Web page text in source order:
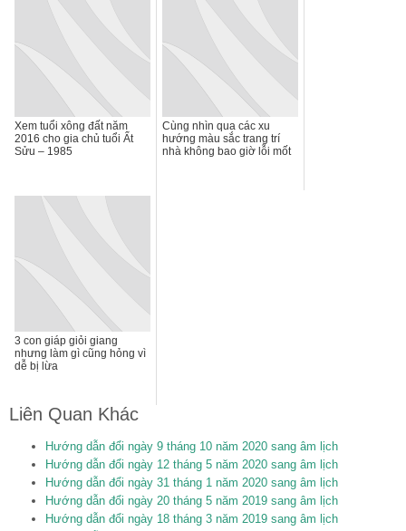
Xem tuổi xông đất năm
2016 cho gia chủ tuổi Ất
Sửu – 1985
Cùng nhìn qua các xu
hướng màu sắc trang trí
nhà không bao giờ lỗi mốt
3 con giáp giỏi giang
nhưng làm gì cũng hỏng vì
dễ bị lừa
Liên Quan Khác
Hướng dẫn đổi ngày 9 tháng 10 năm 2020 sang âm lịch
Hướng dẫn đổi ngày 12 tháng 5 năm 2020 sang âm lịch
Hướng dẫn đổi ngày 31 tháng 1 năm 2020 sang âm lịch
Hướng dẫn đổi ngày 20 tháng 5 năm 2019 sang âm lịch
Hướng dẫn đổi ngày 18 tháng 3 năm 2019 sang âm lịch